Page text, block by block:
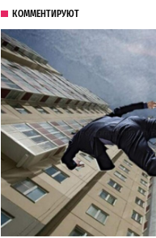
КОММЕНТИРУЮТ